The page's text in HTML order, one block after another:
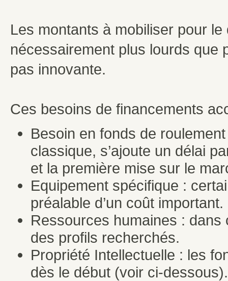
Les montants à mobiliser pour
nécessairement plus lourds que
pas innovante.
Ces besoins de financements
Besoin en fonds de
classique, s’ajoute un délai
et la première mise sur le
Equipement spécifique :
préalable d’un coût important.
Ressources humaines :
des profils recherchés.
Propriété Intellectuelle : les
dès le début (voir ci-dessous).